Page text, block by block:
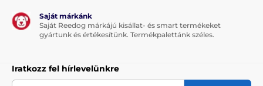
Saját márkánk
Saját Reedog márkájú kisállat- és smart termékeket
gyártunk és értékesítünk. Termékpalettánk széles.
Iratkozz fel hírlevelünkre